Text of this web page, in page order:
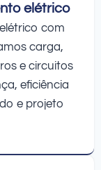
elétrico
com
carga,
e circuitos
eficiência
e projeto